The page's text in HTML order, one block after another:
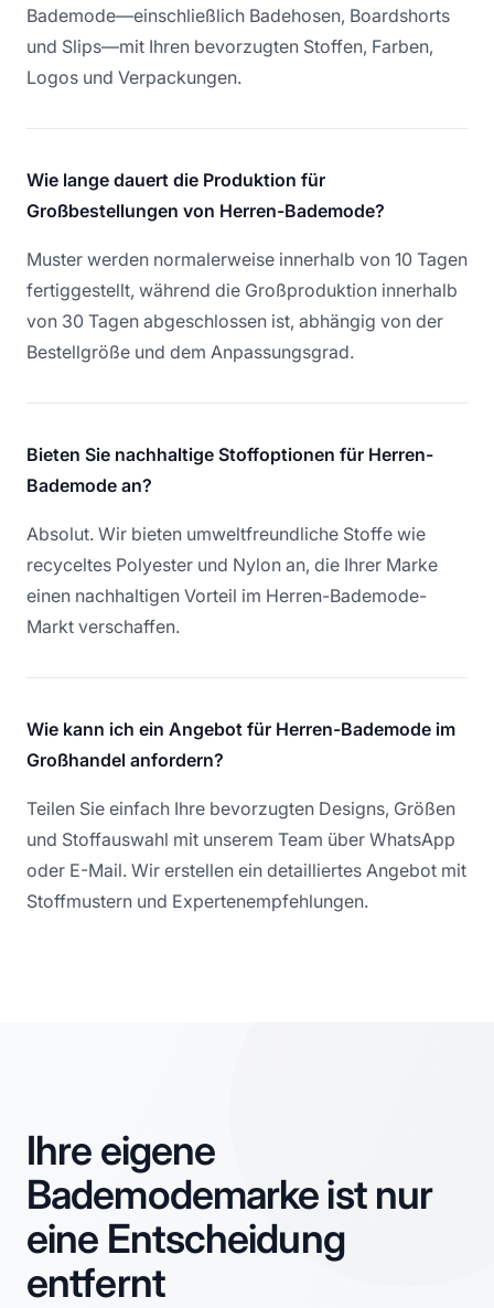
Bademode—einschließlich Badehosen, Boardshorts
und Slips—mit Ihren bevorzugten Stoffen, Farben,
Logos und Verpackungen.
Wie lange dauert die Produktion für
Großbestellungen von Herren-Bademode?
Muster werden normalerweise innerhalb von 10 Tagen
fertiggestellt, während die Großproduktion innerhalb
von 30 Tagen abgeschlossen ist, abhängig von der
Bestellgröße und dem Anpassungsgrad.
Bieten Sie nachhaltige Stoffoptionen für Herren-
Bademode an?
Absolut. Wir bieten umweltfreundliche Stoffe wie
recyceltes Polyester und Nylon an, die Ihrer Marke
einen nachhaltigen Vorteil im Herren-Bademode-
Markt verschaffen.
Wie kann ich ein Angebot für Herren-Bademode im
Großhandel anfordern?
Teilen Sie einfach Ihre bevorzugten Designs, Größen
und Stoffauswahl mit unserem Team über WhatsApp
oder E-Mail. Wir erstellen ein detailliertes Angebot mit
Stoffmustern und Expertenempfehlungen.
Ihre eigene
Bademodemarke ist nur
eine Entscheidung
entfernt